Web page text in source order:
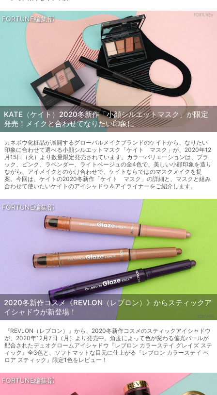
FORTUNE編集部
KATE（ケイト）2020冬新作「小顔シルエットマスク」が限定
発売！メイクと合わせてなりたい印象に
カネボウ化粧品が展開するグローバルメイクブランドのケイトから、なりたい
印象に合わせて選べる小顔シルエットマスク「ケイト マスク」が、2020年12
月15日（火）より数量限定発売されています。カラーバリエーションは、ブラ
ック、ピンク、ラベンダー、ライトベージュの全4色で、美しい小顔印象を造り
ながら、アイメイクとのかけ合わせで、ケイトならではのマスクメイクを提
案。今回は、ケイトの2020冬新作「ケイト マスク」の詳細と、マスクと組み
合わせて使いたいケイトのアイシャドウ＆アイライナーをご紹介します。
FORTUNE編集部
2020冬新作コスメ《REVLON（レブロン）》からスティックア
イシャドウが新登場！
『REVLON（レブロン）』から、2020冬新作コスメのスティックアイシャドウ
が、2020年12月7日（月）より発売中。角度によって色が変わる偏光パールが
配合されたデュオクロームアイシャドウ『レブロン カラーステイ グレイズ ステ
ィック』全3色と、ソフトマットな目元に仕上がる『レブロン カラーステイ ベ
ロア スティック』限定1色をレビュー！
FORTUNE編集部